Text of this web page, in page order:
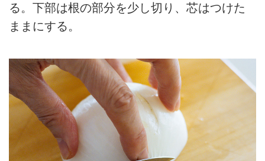
る。下部は根の部分を少し切り、芯はつけた
ままにする。